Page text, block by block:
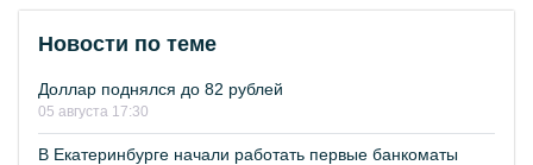
Новости по теме
Доллар поднялся до 82 рублей
05 августа 17:30
В Екатеринбурге начали работать первые банкоматы